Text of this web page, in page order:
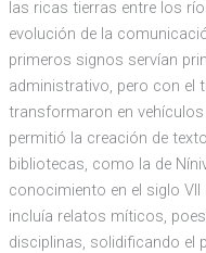
las ricas tierras entre los
evolución de la
primeros signos servían
administrativo, pero con el
transformaron en
permitió la creación de
bibliotecas, como la de
conocimiento en el siglo
incluía relatos míticos,
disciplinas, solidificando el